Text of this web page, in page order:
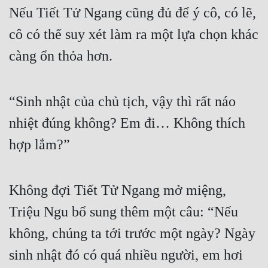
Nếu Tiết Tử Ngang cũng đủ để ý cô, có lẽ,
cô có thể suy xét làm ra một lựa chọn khác
càng ổn thỏa hơn.
“Sinh nhật của chủ tịch, vậy thì rất náo
nhiệt đúng không? Em đi… Không thích
hợp lắm?”
Không đợi Tiết Tử Ngang mở miệng,
Triệu Ngu bổ sung thêm một câu: “Nếu
không, chúng ta tới trước một ngày? Ngày
sinh nhật đó có quá nhiều người, em hơi